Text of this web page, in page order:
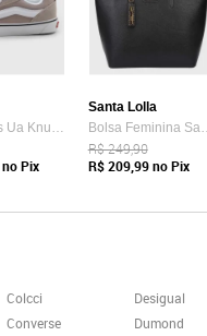
Tênis Vans Ua Knu Skool Bege
no Pix
Santa Lolla
Bolsa
R$ 249,90
R$ 209,99no Pix
Colcci
Converse
Desigual
Dumond